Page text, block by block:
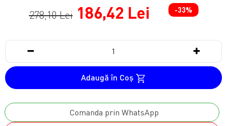
278,10 Lei 186,42 Lei -33%
Adaugă în Coş
Comanda prin WhatsApp